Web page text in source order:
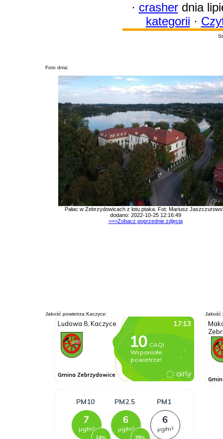
· crasherdnia
kategorii ·
Foto dnia:
Pałac w Zebrzydowicach z lotu ptaka. Fot: Mariusz
dodano: 2022-10-25 12:16:49
>>>Zobacz poprzednie zdjęcia
Jakość powietrza Kaczyce: Jakość